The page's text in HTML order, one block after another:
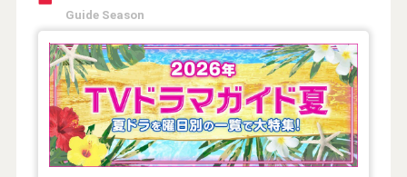
Guide Season
【2026年夏】TVドラマガイド